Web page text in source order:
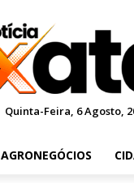
Quinta-Feira, 6 Agosto,
AGRONEGÓCIOS